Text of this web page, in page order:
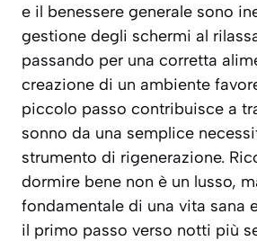
e il benessere generale sono
gestione degli schermi al
passando per una corretta
creazione di un ambiente
piccolo passo contribuisce a
sonno da una semplice
strumento di rigenerazione.
dormire bene non è un lusso,
fondamentale di una vita sana
il primo passo verso notti più